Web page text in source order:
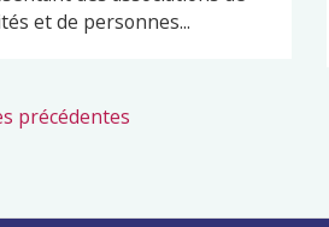
et de personnes...
précédentes